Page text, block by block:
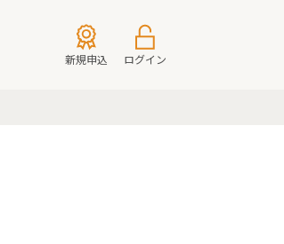
新規申込 ログイン